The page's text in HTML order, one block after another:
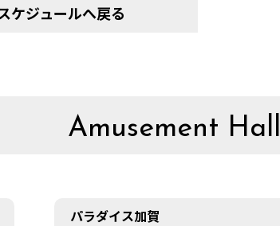
ケジュールへ戻る
Amusement Hall
パラダイス加賀